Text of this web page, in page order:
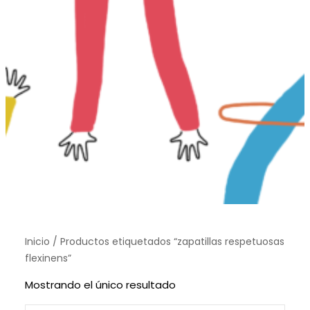
Inicio / Productos etiquetados “zapatillas respetuosas
flexinens”
Mostrando el único resultado